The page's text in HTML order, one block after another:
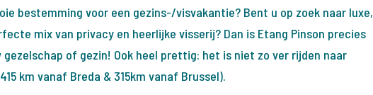
bestemming voor een gezins-/visvakantie? Bent u op zoek naar luxe,
mix van privacy en heerlijke visserij? Dan is Etang Pinson precies
gezelschap of gezin! Ook heel prettig: het is niet zo ver rijden naar
km vanaf Breda & 315km vanaf Brussel).